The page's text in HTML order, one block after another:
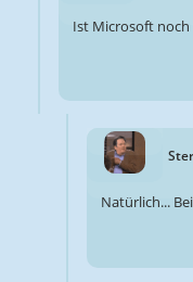
Ist Microsoft
Natürlich...